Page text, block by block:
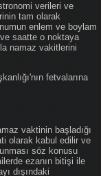
verileri ve
tam olarak
enlem ve boylam
saatte o noktaya
namaz vakitlerini
fetvalarına
vaktinin başladığı
olarak kabul edilir ve
söz konusu
ezanın bitişi ile
dışındaki